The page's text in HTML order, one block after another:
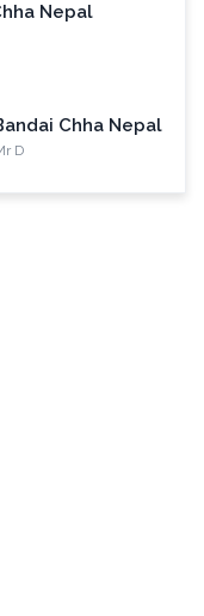
Nepal
Chha Nepal
D